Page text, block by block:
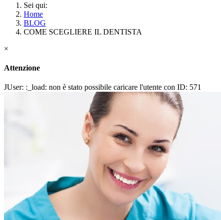
Sei qui:
Home
BLOG
COME SCEGLIERE IL DENTISTA
×
Attenzione
JUser: :_load: non è stato possibile caricare l'utente con ID: 571